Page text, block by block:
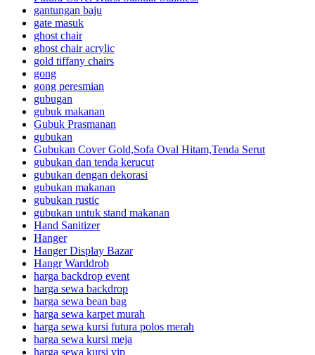
gantungan baju
gate masuk
ghost chair
ghost chair acrylic
gold tiffany chairs
gong
gong peresmian
gubugan
gubuk makanan
Gubuk Prasmanan
gubukan
Gubukan Cover Gold,Sofa Oval Hitam,Tenda Serut
gubukan dan tenda kerucut
gubukan dengan dekorasi
gubukan makanan
gubukan rustic
gubukan untuk stand makanan
Hand Sanitizer
Hanger
Hanger Display Bazar
Hangr Warddrob
harga backdrop event
harga sewa backdrop
harga sewa bean bag
harga sewa karpet murah
harga sewa kursi futura polos merah
harga sewa kursi meja
harga sewa kursi vip